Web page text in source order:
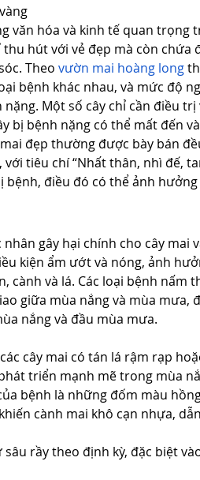
văn hóa và kinh tế quan trọng
hút với vẻ đẹp mà còn chứa
Theo vườn mai hoàng long
bệnh khác nhau, và mức độ
Một số cây chỉ cần điều trị
bị bệnh nặng có thể mất đến
đẹp thường được bày bán
với tiêu chí “Nhất thân, nhì đế,
bệnh, điều đó có thể ảnh
gây hại chính cho cây mai
kiện ẩm ướt và nóng, ảnh
cành và lá. Các loại bệnh nấm
giữa mùa nắng và mùa mưa,
nắng và đầu mùa mưa.
cây mai có tán lá rậm rạp
triển mạnh mẽ trong mùa
bệnh là những đốm màu
cành mai khô cạn nhựa,
rầy theo định kỳ, đặc biệt